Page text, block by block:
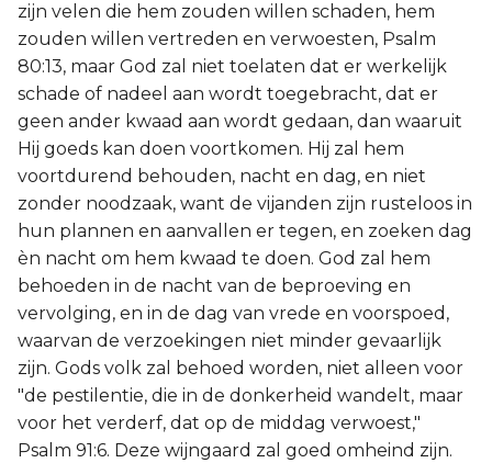
zijn velen die hem zouden willen schaden, hem
zouden willen vertreden en verwoesten, Psalm
80:13, maar God zal niet toelaten dat er werkelijk
schade of nadeel aan wordt toegebracht, dat er
geen ander kwaad aan wordt gedaan, dan waaruit
Hij goeds kan doen voortkomen. Hij zal hem
voortdurend behouden, nacht en dag, en niet
zonder noodzaak, want de vijanden zijn rusteloos in
hun plannen en aanvallen er tegen, en zoeken dag
èn nacht om hem kwaad te doen. God zal hem
behoeden in de nacht van de beproeving en
vervolging, en in de dag van vrede en voorspoed,
waarvan de verzoekingen niet minder gevaarlijk
zijn. Gods volk zal behoed worden, niet alleen voor
"de pestilentie, die in de donkerheid wandelt, maar
voor het verderf, dat op de middag verwoest,"
Psalm 91:6. Deze wijngaard zal goed omheind zijn.